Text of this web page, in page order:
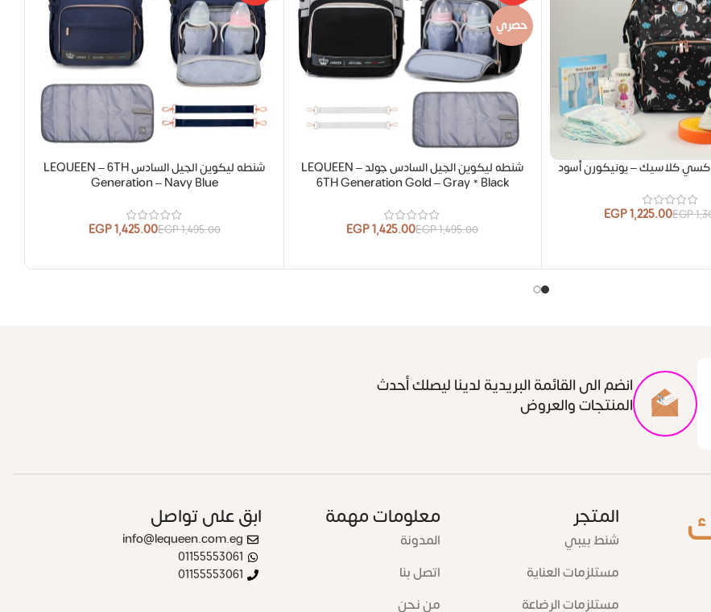
كلاسيك – يونيكورن أسود
EGP
1,225.00
EGP
حصري
شنطه ليكوين الجيل السادس جولد LEQUEEN –
6TH Generation Gold – Gray * Black
1,495.00
EGP
1,425.00
EGP
شنطه ليكوين الجيل السادس LEQUEEN – 6TH
Generation – Navy Blue
1,495.00
EGP
1,425.00
EGP
انضم الى القائمة البريدية لدينا ليصلك أحدث
المنتجات والعروض
المتجر
شنط بيبي
مستلزمات العناية
مستلزمات الرضاعة
معلومات مهمة
المدونة
اتصل بنا
من نحن
ابق على تواصل
info@lequeen.com.eg
01155553061
01155553061